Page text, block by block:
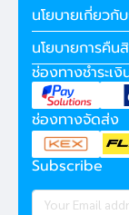
นโยบายเกี่ยวกั
นโยบายการคืน
ช่องทางชำระเงิ
ช่องทางจัดส่ง
Subscribe